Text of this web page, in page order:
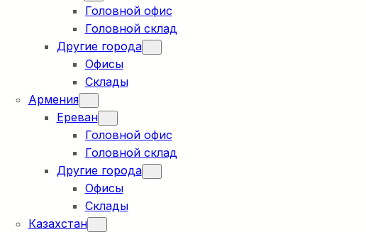
Головной офис
Головной склад
Другие города
Офисы
Склады
Армения
Ереван
Головной офис
Головной склад
Другие города
Офисы
Склады
Казахстан